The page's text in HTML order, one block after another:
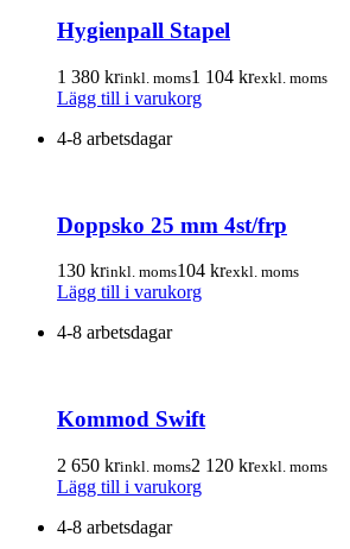
De
alternativen
kan
på
Hygienpall Stapel
1 380 krinkl. moms1 104 krexkl. moms
Lägg till i varukorg
4-8 arbetsdagar
Doppsko 25 mm 4st/frp
130 krinkl. moms104 krexkl. moms
Lägg till i varukorg
4-8 arbetsdagar
Kommod Swift
2 650 krinkl. moms2 120 krexkl. moms
Lägg till i varukorg
4-8 arbetsdagar